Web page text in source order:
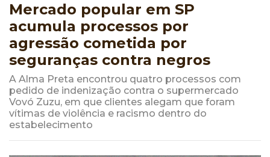
Mercado popular em SP
acumula processos por
agressão cometida por
seguranças contra negros
A Alma Preta encontrou quatro processos com
pedido de indenização contra o supermercado
Vovó Zuzu, em que clientes alegam que foram
vítimas de violência e racismo dentro do
estabelecimento